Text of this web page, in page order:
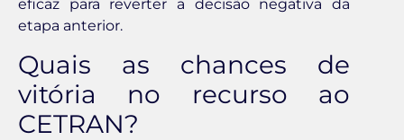
eficaz para reverter a decisão negativa da
etapa anterior.
Quais as chances de
vitória no recurso ao
CETRAN?